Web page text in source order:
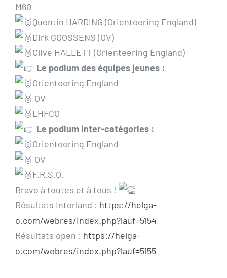
M60
Quentin HARDING (Orienteering England)
Dirk GOOSSENS (OV)
Clive HALLETT (Orienteering England)
Le podium des équipes jeunes :
Orienteering England
OV
LHFCO
Le podium inter-catégories :
Orienteering England
OV
F.R.S.O.
Bravo à toutes et à tous !
Résultats Interland : https://helga-
o.com/webres/index.php?lauf=5154
Résultats open : https://helga-
o.com/webres/index.php?lauf=5155